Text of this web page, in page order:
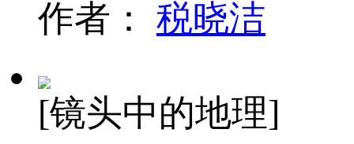
作者： 税晓洁
[镜头中的地理]